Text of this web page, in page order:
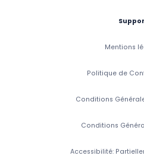
Mentions
Politique de
Conditions
Conditions
Accessibilité: